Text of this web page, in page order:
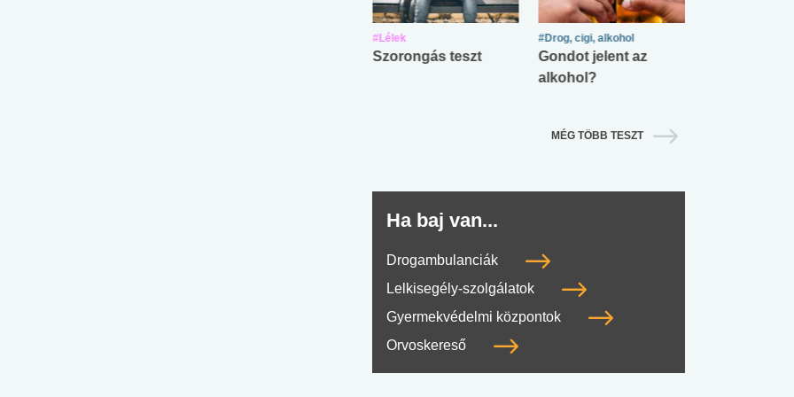
#Lélek
Szorongás teszt
#Drog, cigi, alkohol
Gondot jelent az
alkohol?
MÉG TÖBB TESZT
Ha baj van...
Drogambulanciák
Lelkisegély-szolgálatok
Gyermekvédelmi központok
Orvoskereső